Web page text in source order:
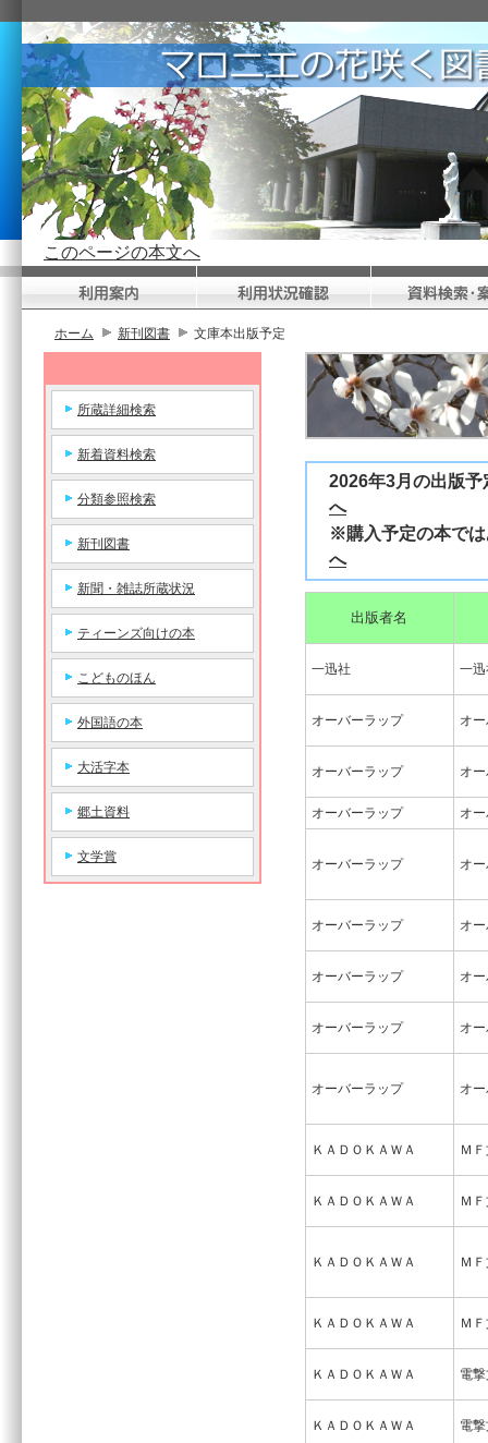
このページの本文へ
ホーム 新刊図書 文庫本出版予定
所蔵詳細検索
新着資料検索
分類参照検索
新刊図書
新聞・雑誌所蔵状況
ティーンズ向けの本
こどものほん
外国語の本
大活字本
郷土資料
文学賞
2026年3月の出版予
へ
※購入予定の
へ
出版者名
一迅社 一
オーバーラップ オ
オーバーラップ オ
オーバーラップ オ
オーバーラップ オ
オーバーラップ オ
オーバーラップ オ
オーバーラップ オ
オーバーラップ オ
ＫＡＤＯＫＡＷＡ Ｍ
ＫＡＤＯＫＡＷＡ Ｍ
ＫＡＤＯＫＡＷＡ Ｍ
ＫＡＤＯＫＡＷＡ Ｍ
ＫＡＤＯＫＡＷＡ 電
ＫＡＤＯＫＡＷＡ 電